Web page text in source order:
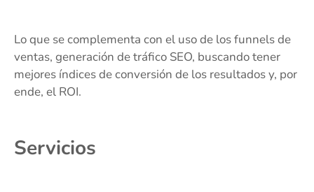
Lo que se complementa con el uso de los funnels de
ventas, generación de tráfico SEO, buscando tener
mejores índices de conversión de los resultados y, por
ende, el ROI.
Servicios